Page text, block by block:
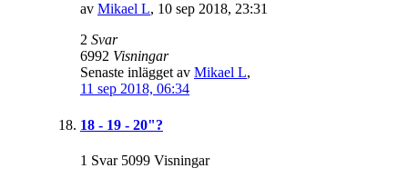
av Mikael L, 10 sep 2018, 23:31
2 Svar
6992 Visningar
Senaste inlägget av Mikael L,
11 sep 2018, 06:34
18 - 19 - 20"?
1 Svar 5099 Visningar